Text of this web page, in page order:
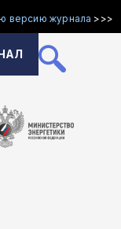
версию журнала >>>